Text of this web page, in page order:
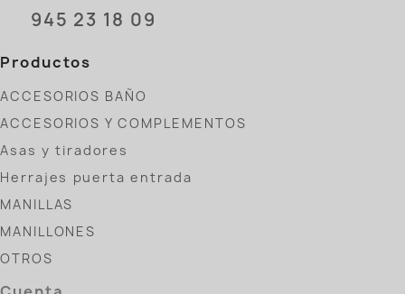
945 23 18 09
Productos
ACCESORIOS BAÑO
ACCESORIOS Y COMPLEMENTOS
Asas y tiradores
Herrajes puerta entrada
MANILLAS
MANILLONES
OTROS